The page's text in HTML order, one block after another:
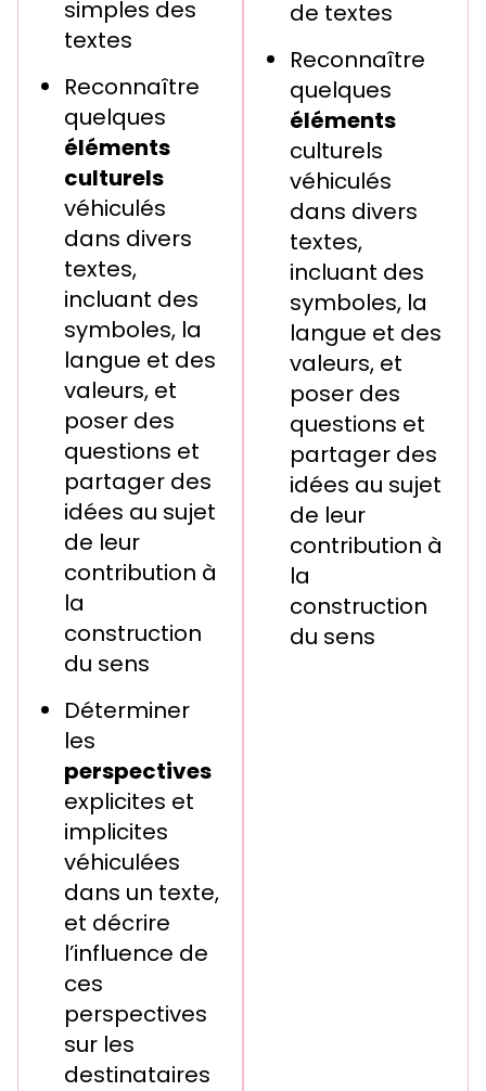
simples des
textes
Reconnaître
quelques
éléments
culturels
véhiculés
dans divers
textes,
incluant des
symboles, la
langue et des
valeurs, et
poser des
questions et
partager des
idées au sujet
de leur
contribution à
la
construction
du sens
Déterminer
les
perspectives
explicites et
implicites
véhiculées
dans un texte,
et décrire
l’influence de
ces
perspectives
sur les
destinataires
de textes
Reconnaître
quelques
éléments
culturels
véhiculés
dans divers
textes,
incluant des
symboles, la
langue et des
valeurs, et
poser des
questions et
partager des
idées au sujet
de leur
contribution à
la
construction
du sens